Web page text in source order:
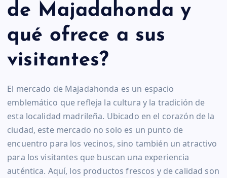
de Majadahonda y
qué ofrece a sus
visitantes?
El mercado de Majadahonda es un espacio
emblemático que refleja la cultura y la tradición de
esta localidad madrileña. Ubicado en el corazón de la
ciudad, este mercado no solo es un punto de
encuentro para los vecinos, sino también un atractivo
para los visitantes que buscan una experiencia
auténtica. Aquí, los productos frescos y de calidad son